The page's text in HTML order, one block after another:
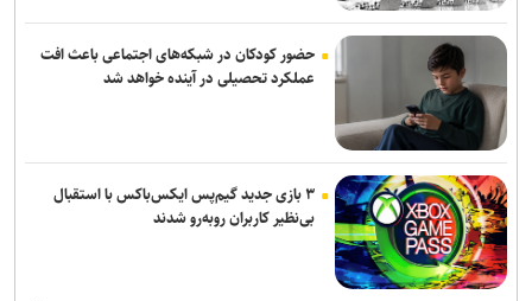
حضور کودکان در شبکه‌های اجتماعی باعث افت
عملکرد تحصیلی در آینده خواهد شد
۳ بازی جدید گیم‌پس ایکس‌باکس با استقبال
بی‌نظیر کاربران روبه‌رو شدند